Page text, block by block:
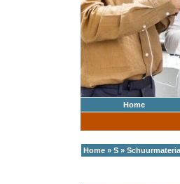
Home
Home » S »